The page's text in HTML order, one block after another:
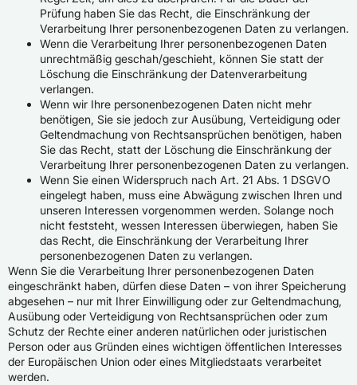
Prüfung haben Sie das Recht, die Einschränkung der
Verarbeitung Ihrer personenbezogenen Daten zu verlangen.
Wenn die Verarbeitung Ihrer personenbezogenen Daten
unrechtmäßig geschah/geschieht, können Sie statt der
Löschung die Einschränkung der Datenverarbeitung
verlangen.
Wenn wir Ihre personenbezogenen Daten nicht mehr
benötigen, Sie sie jedoch zur Ausübung, Verteidigung oder
Geltendmachung von Rechtsansprüchen benötigen, haben
Sie das Recht, statt der Löschung die Einschränkung der
Verarbeitung Ihrer personenbezogenen Daten zu verlangen.
Wenn Sie einen Widerspruch nach Art. 21 Abs. 1 DSGVO
eingelegt haben, muss eine Abwägung zwischen Ihren und
unseren Interessen vorgenommen werden. Solange noch
nicht feststeht, wessen Interessen überwiegen, haben Sie
das Recht, die Einschränkung der Verarbeitung Ihrer
personenbezogenen Daten zu verlangen.
Wenn Sie die Verarbeitung Ihrer personenbezogenen Daten
eingeschränkt haben, dürfen diese Daten – von ihrer Speicherung
abgesehen – nur mit Ihrer Einwilligung oder zur Geltendmachung,
Ausübung oder Verteidigung von Rechtsansprüchen oder zum
Schutz der Rechte einer anderen natürlichen oder juristischen
Person oder aus Gründen eines wichtigen öffentlichen Interesses
der Europäischen Union oder eines Mitgliedstaats verarbeitet
werden.